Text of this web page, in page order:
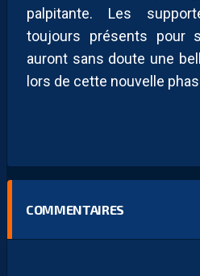
palpitante. Les
toujours présents pour
auront sans doute une
lors de cette nouvelle
COMMENTAIRES